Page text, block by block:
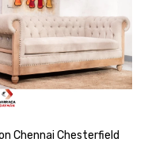
Chennai Chesterfield